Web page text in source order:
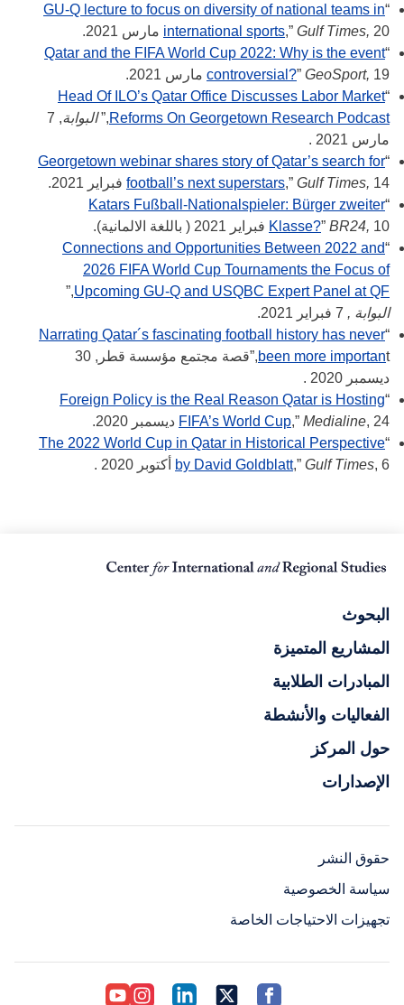
“
GU-Q lecture to focus on diversity of national teams in
international sports,” Gulf Times, 20 مارس 2021.
“
Qatar and the FIFA World Cup 2022: Why is the event
controversial?” GeoSport, 19 مارس 2021.
“
Head Of ILO’s Qatar Office Discusses Labor Market
Reforms On Georgetown Research Podcast
,”البوابة , 7
مارس 2021 .
“
Georgetown webinar shares story of Qatar’s search for
football’s next superstars,” Gulf Times, 14 فبراير 2021.
“
Katars Fußball-Nationalspieler: Bürger zweiter
Klasse?” BR24, 10 فبراير 2021 ( باللغة الالمانية).
“
Connections and Opportunities Between 2022 and
2026 FIFA World Cup Tournaments the Focus of
Upcoming GU-Q and USQBC Expert Panel at QF
,”
البوابة , 7 فبراير 2021.
“
Narrating Qatar´s fascinating football history has never
been more importan
t,”قصة مجتمع مؤسسة قطر, 30
ديسمبر 2020 .
“
Foreign Policy is the Real Reason Qatar is Hosting
FIFA’s World Cup,” Medialine, 24 ديسمبر 2020.
“
The 2022 World Cup in Qatar in Historical Perspective
by David Goldblatt,” Gulf Times, 6 أكتوبر 2020 .
البحوث
المشاريع المتميزة
المبادرات الطلابية
الفعاليات والأنشطة
حول المركز
الإصدارات
حقوق النشر
سياسة الخصوصية
تجهيزات الاحتياجات الخاصة